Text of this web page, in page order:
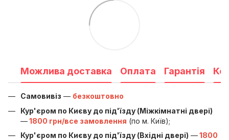
Можлива доставка Оплата Гарантія
Самовивіз — безкоштовно
Кур'єром по Києву до під'їзду (Міжкімнатні двері)
—1800 грн/все замовлення (по м. Київ);
Кур'єром по Києву до під'їзду (Вхідні двері) —1800